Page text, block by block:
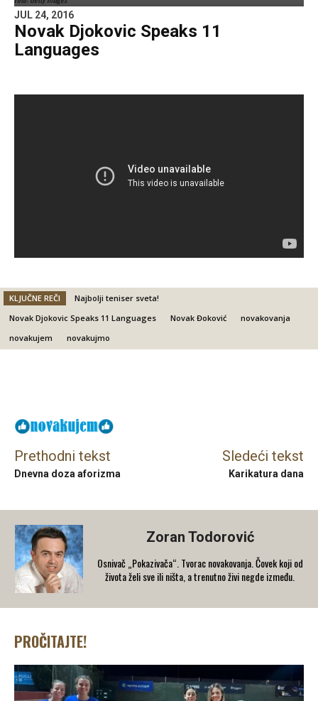
JUL 24, 2016
Novak Djokovic Speaks 11
Languages
KLJUČNE REČI
Najbolji teniser sveta!
Novak Djokovic Speaks 11 Languages
Novak Đoković
novakovanja
novakujem
novakujmo
Prethodni tekst
Dnevna doza aforizma
Sledeći tekst
Karikatura dana
Zoran Todorović
Osnivač „Pokazivača“. Tvorac novakovanja. Čovek koji od
života želi sve ili ništa, a trenutno živi negde između.
PROČITAJTE!